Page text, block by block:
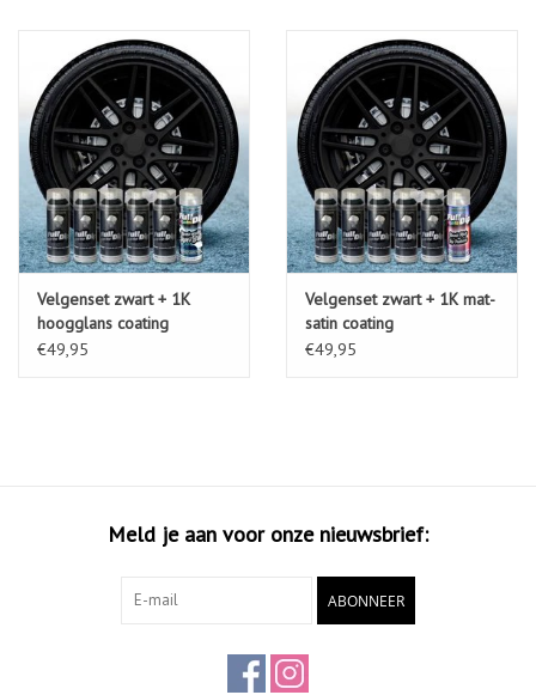
Velgenset zwart + 1K
hoogglans coating
€49,95
Velgenset zwart + 1K mat-
satin coating
€49,95
Meld je aan voor onze nieuwsbrief:
ABONNEER